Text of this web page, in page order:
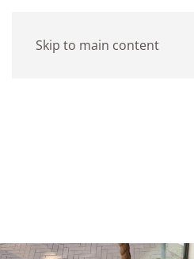
Skip to main content